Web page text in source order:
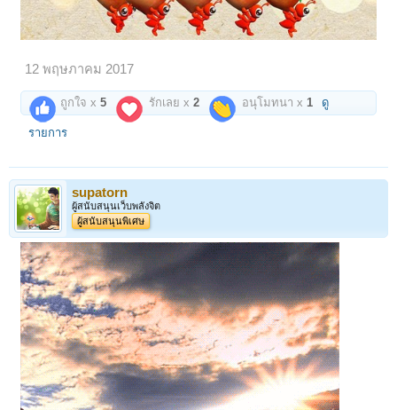
12 พฤษภาคม 2017
ถูกใจ x5 รักเลย x2 อนุโมทนา x1 ดู
รายการ
supatorn
ผู้สนับสนุนเว็บพลังจิต
ผู้สนับสนุนพิเศษ